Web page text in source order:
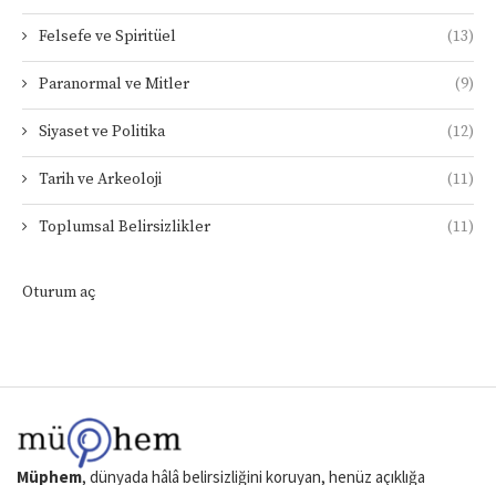
Felsefe ve Spiritüel (13)
Paranormal ve Mitler (9)
Siyaset ve Politika (12)
Tarih ve Arkeoloji (11)
Toplumsal Belirsizlikler (11)
Oturum aç
Müphem, dünyada hâlâ belirsizliğini koruyan, henüz açıklığa